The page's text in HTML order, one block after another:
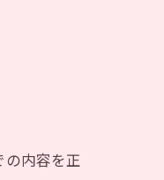
内容を正